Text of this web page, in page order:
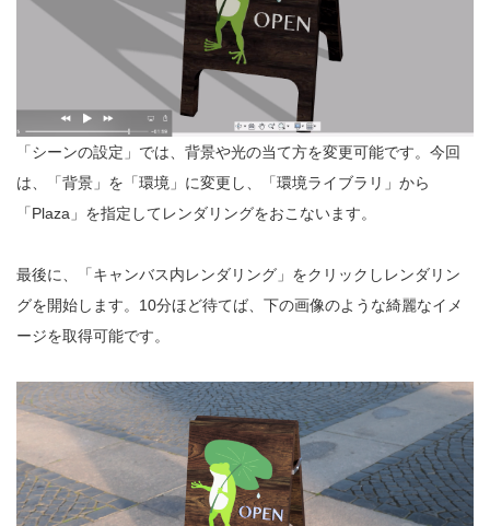
「シーンの設定」では、背景や光の当て方を変更可能です。今回
は、「背景」を「環境」に変更し、「環境ライブラリ」から
「Plaza」を指定してレンダリングをおこないます。
最後に、「キャンバス内レンダリング」をクリックしレンダリン
グを開始します。10分ほど待てば、下の画像のような綺麗なイメ
ージを取得可能です。